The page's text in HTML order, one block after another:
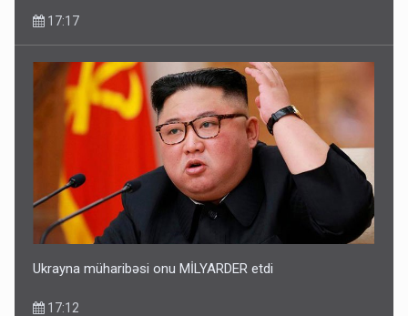
17:17
Ukrayna müharibəsi onu MİLYARDER etdi
17:12